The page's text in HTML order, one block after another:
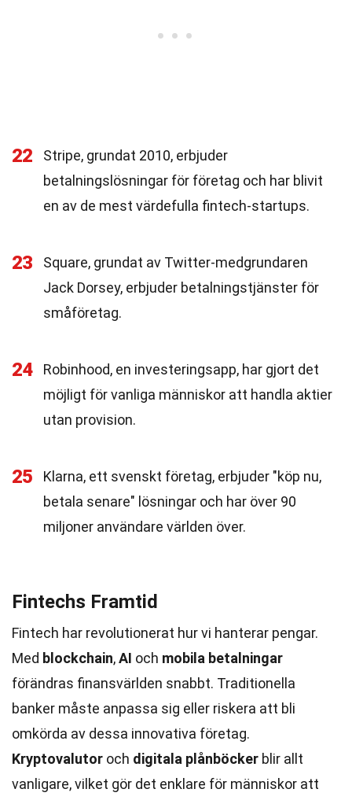
22
Stripe, grundat 2010, erbjuder
betalningslösningar för företag och har blivit
en av de mest värdefulla fintech-startups.
23
Square, grundat av Twitter-medgrundaren
Jack Dorsey, erbjuder betalningstjänster för
småföretag.
24
Robinhood, en investeringsapp, har gjort det
möjligt för vanliga människor att handla aktier
utan provision.
25
Klarna, ett svenskt företag, erbjuder "köp nu,
betala senare" lösningar och har över 90
miljoner användare världen över.
Fintechs Framtid
Fintech har revolutionerat hur vi hanterar pengar.
Med blockchain,AI och mobila betalningar
förändras finansvärlden snabbt. Traditionella
banker måste anpassa sig eller riskera att bli
omkörda av dessa innovativa företag.
Kryptovalutor och digitala plånböcker blir allt
vanligare, vilket gör det enklare för människor att